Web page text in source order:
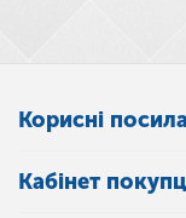
Корисні
Кабінет